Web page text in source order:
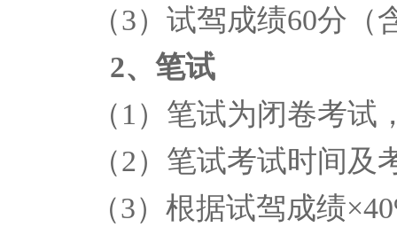
（3）试驾成绩60分
2、笔试
（1）笔试为闭卷考
（2）笔试考试时间
（3）根据试驾成绩